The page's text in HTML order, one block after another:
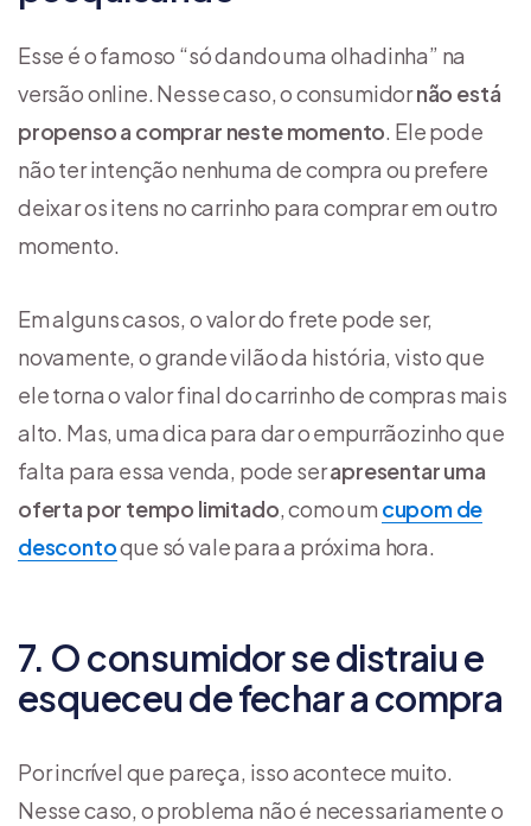
Esse é o famoso “só dando uma olhadinha” na
versão online. Nesse caso, o consumidornão está
propenso a comprar neste momento. Ele pode
não ter intenção nenhuma de compra ou prefere
deixar os itens no carrinho para comprar em outro
momento.
Em alguns casos, o valor do frete pode ser,
novamente, o grande vilão da história, visto que
ele torna o valor final do carrinho de compras mais
alto. Mas, uma dica para dar o empurrãozinho que
falta para essa venda, pode serapresentar uma
oferta por tempo limitado, como um cupom de
descontoque só vale para a próxima hora.
7. O consumidor se distraiu e
esqueceu de fechar a compra
Por incrível que pareça, isso acontece muito.
Nesse caso, o problema não é necessariamente o